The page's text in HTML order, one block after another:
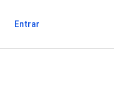
Entrar